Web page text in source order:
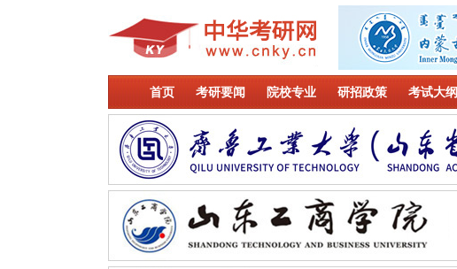
首页 考研要闻 院校专业 研招政策 考试大纲